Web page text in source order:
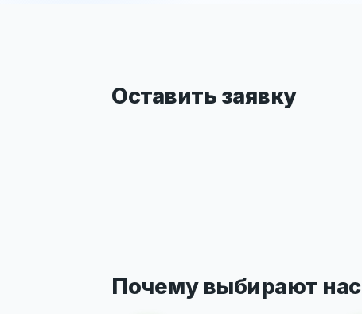
Оставить заявку
Почему выбирают нас